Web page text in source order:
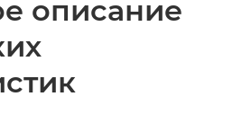
описание